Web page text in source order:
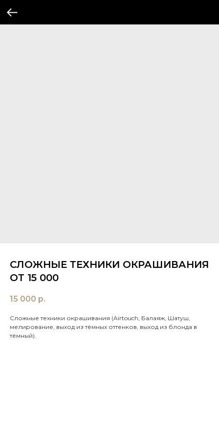
СЛОЖНЫЕ ТЕХНИКИ ОКРАШИВАНИЯ
ОТ 15 000
15 000 р.
Сложные техники окрашивания (Airtouch, Балаяж, Шатуш,
мелирование, выход из тёмных оттенков, выход из блонда в
тёмный).